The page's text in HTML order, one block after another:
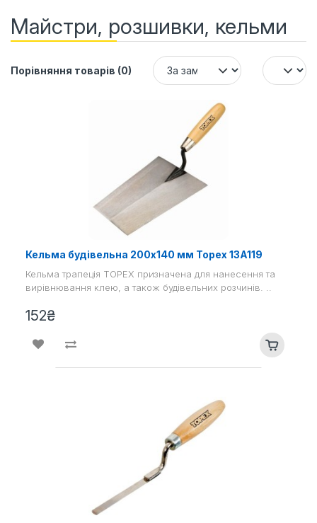
Майстри, розшивки, кельми
Порівняння товарів (0)
Кельма будівельна 200х140 мм Topex 13A119
Кельма трапеція TOPEX призначена для нанесення та
вирівнювання клею, а також будівельних розчинів. ..
152₴